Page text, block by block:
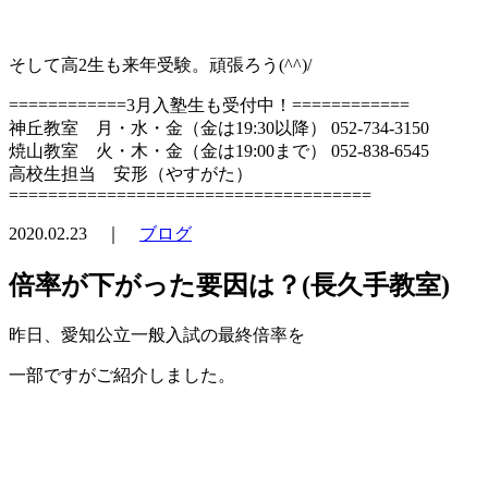
そして高2生も来年受験。頑張ろう(^^)/
============3月入塾生も受付中！============
神丘教室 月・水・金（金は19:30以降） 052-734-3150
焼山教室 火・木・金（金は19:00まで） 052-838-6545
高校生担当 安形（やすがた）
=====================================
2020.02.23 ｜ ブログ
倍率が下がった要因は？(長久手教室)
昨日、愛知公立一般入試の最終倍率を
一部ですがご紹介しました。